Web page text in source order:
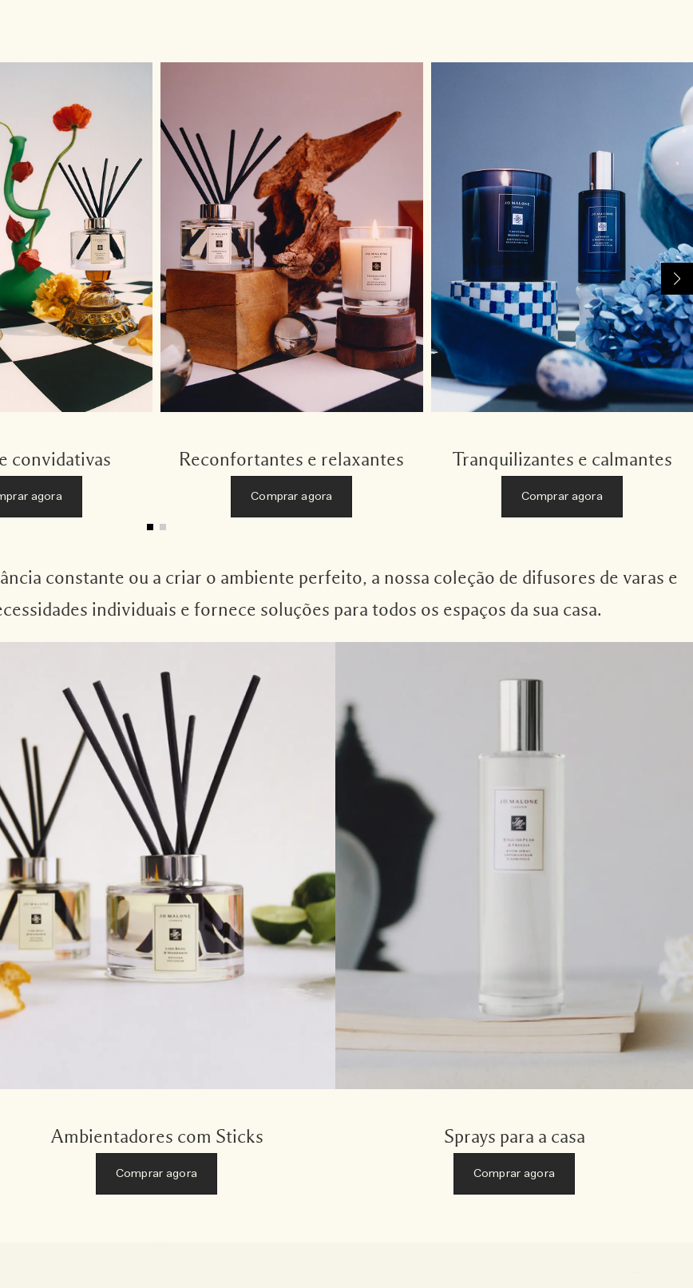
convidativas
agora
Reconfortantes e relaxantes
Comprar agora
Tranquilizantes e calmantes
Comprar agora
constante ou a criar o ambiente perfeito, a nossa coleção de difusores de varas e
individuais e fornece soluções para todos os espaços da sua casa.
Ambientadores com Sticks
Comprar agora
Sprays para a casa
Comprar agora